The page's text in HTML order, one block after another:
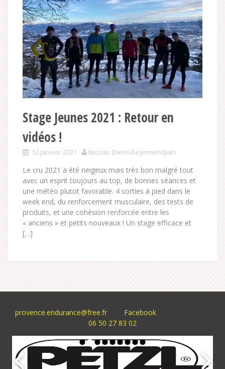
Stage Jeunes 2021 : Retour en
vidéos !
12 janvier 2021 Nicolas Delmi-Deyirmendjian
Le cru 2021 a été neigeux mais très bon malgré tout
avec un esprit toujours au top, de bonnes séances et
une météo plutot favorable. 4 sorties à pied dans le
week end, du renforcement musculaire, des tests de
produits, et une cohésion renforcée entre les
« anciens » et petits nouveaux ! Un stage efficace et
[…]
provence.endurance@free.fr
Facebook
06 50 27 83 02